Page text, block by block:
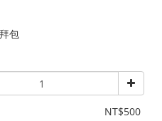
包
NT$500